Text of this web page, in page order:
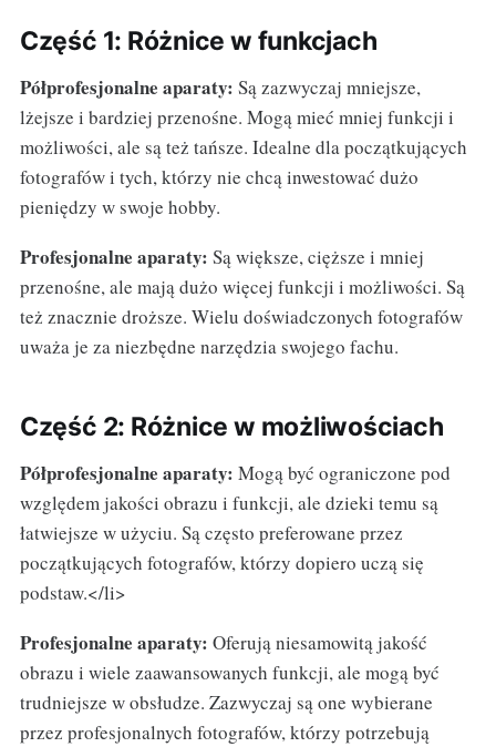
Część 1: Różnice w funkcjach
Półprofesjonalne aparaty: Są zazwyczaj mniejsze,
lżejsze i bardziej przenośne. Mogą mieć mniej funkcji i
możliwości, ale są też tańsze. Idealne dla początkujących
fotografów i tych, którzy nie chcą inwestować dużo
pieniędzy w swoje hobby.
Profesjonalne aparaty: Są większe, cięższe i mniej
przenośne, ale mają dużo więcej funkcji i możliwości. Są
też znacznie droższe. Wielu doświadczonych fotografów
uważa je za niezbędne narzędzia swojego fachu.
Część 2: Różnice w możliwościach
Półprofesjonalne aparaty: Mogą być ograniczone pod
względem jakości obrazu i funkcji, ale dzieki temu są
łatwiejsze w użyciu. Są często preferowane przez
początkujących fotografów, którzy dopiero uczą się
podstaw.</li>
Profesjonalne aparaty: Oferują niesamowitą jakość
obrazu i wiele zaawansowanych funkcji, ale mogą być
trudniejsze w obsłudze. Zazwyczaj są one wybierane
przez profesjonalnych fotografów, którzy potrzebują